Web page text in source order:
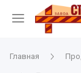
Главная